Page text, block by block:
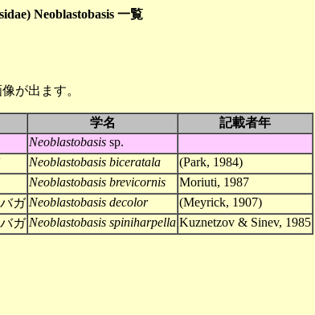
Neoblastobasis 一覧
が出ます。
学名
記載者年
Neoblastobasis sp.
Neoblastobasis biceratala
(Park, 1984)
Neoblastobasis brevicornis
Moriuti, 1987
ガ Neoblastobasis decolor
(Meyrick, 1907)
ガ Neoblastobasis spiniharpella Kuznetzov & Sinev, 1985